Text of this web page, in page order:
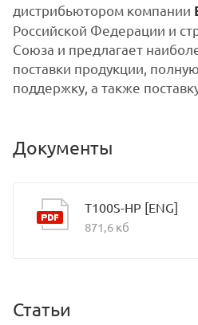
дистрибьютором компании
Российской Федерации и
Союза и предлагает
поставки продукции,
поддержку, а также
Документы
T100S-HP [ENG]
871,6 кб
Статьи